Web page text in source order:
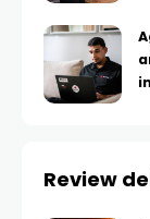
Review